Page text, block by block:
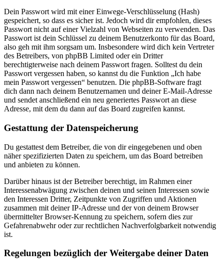
Dein Passwort wird mit einer Einwege-Verschlüsselung (Hash)
gespeichert, so dass es sicher ist. Jedoch wird dir empfohlen, dieses
Passwort nicht auf einer Vielzahl von Webseiten zu verwenden. Das
Passwort ist dein Schlüssel zu deinem Benutzerkonto für das Board,
also geh mit ihm sorgsam um. Insbesondere wird dich kein Vertreter
des Betreibers, von phpBB Limited oder ein Dritter
berechtigterweise nach deinem Passwort fragen. Solltest du dein
Passwort vergessen haben, so kannst du die Funktion „Ich habe
mein Passwort vergessen“ benutzen. Die phpBB-Software fragt
dich dann nach deinem Benutzernamen und deiner E-Mail-Adresse
und sendet anschließend ein neu generiertes Passwort an diese
Adresse, mit dem du dann auf das Board zugreifen kannst.
Gestattung der Datenspeicherung
Du gestattest dem Betreiber, die von dir eingegebenen und oben
näher spezifizierten Daten zu speichern, um das Board betreiben
und anbieten zu können.
Darüber hinaus ist der Betreiber berechtigt, im Rahmen einer
Interessenabwägung zwischen deinen und seinen Interessen sowie
den Interessen Dritter, Zeitpunkte von Zugriffen und Aktionen
zusammen mit deiner IP-Adresse und der von deinem Browser
übermittelter Browser-Kennung zu speichern, sofern dies zur
Gefahrenabwehr oder zur rechtlichen Nachverfolgbarkeit notwendig
ist.
Regelungen bezüglich der Weitergabe deiner Daten